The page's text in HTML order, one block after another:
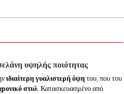
υψηλής ποιότητας
ιδιαίτερη γυαλιστερή όψητου, που του
στυλ . Κατασκευασμένο από